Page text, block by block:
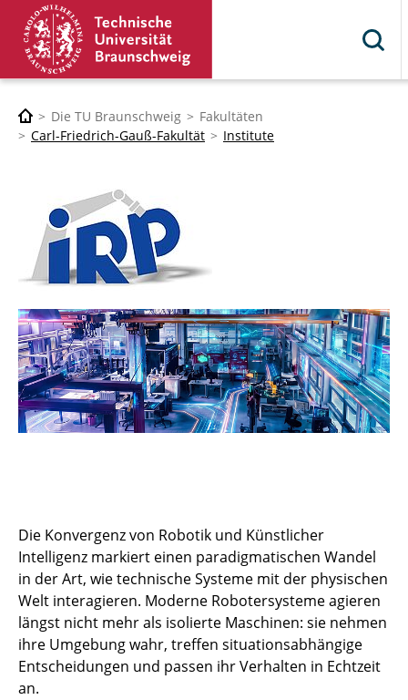
Die TU Braunschweig
Fakultäten
Carl-Friedrich-Gauß-Fakultät
Institute
Die Konvergenz von Robotik und Künstlicher
Intelligenz markiert einen paradigmatischen Wandel
in der Art, wie technische Systeme mit der physischen
Welt interagieren. Moderne Robotersysteme agieren
längst nicht mehr als isolierte Maschinen: sie nehmen
ihre Umgebung wahr, treffen situationsabhängige
Entscheidungen und passen ihr Verhalten in Echtzeit
an.